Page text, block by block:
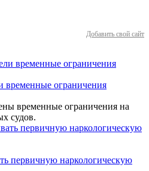
Добавить свой сайт
временные ограничения
временные ограничения на
судов.
первичную наркологическую